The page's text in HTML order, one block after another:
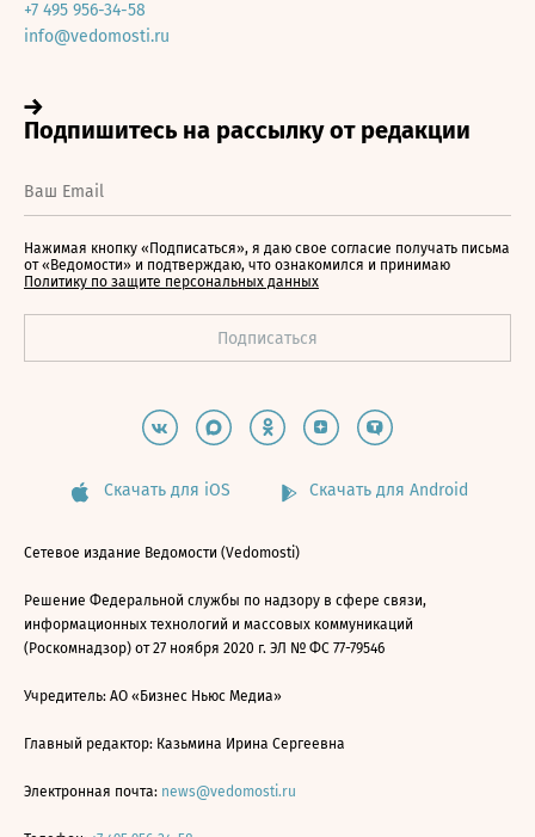
+7 495 956-34-58
info@vedomosti.ru
Нажимая кнопку «Подписаться», я даю свое согласие получать письма
от «Ведомости» и подтверждаю, что ознакомился и принимаю
Политику по защите персональных данных
Скачать для iOS Скачать для Android
Сетевое издание Ведомости (Vedomosti)
Решение Федеральной службы по надзору в сфере связи,
информационных технологий и массовых коммуникаций
(Роскомнадзор) от 27 ноября 2020 г. ЭЛ № ФС 77-79546
Учредитель: АО «Бизнес Ньюс Медиа»
Главный редактор: Казьмина Ирина Сергеевна
Электронная почта: news@vedomosti.ru